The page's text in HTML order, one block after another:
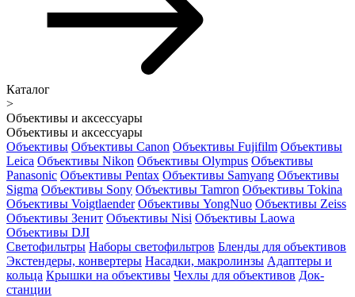
Каталог
>
Объективы и аксессуары
Объективы и аксессуары
Объективы Объективы Canon Объективы Fujifilm Объективы
Leica Объективы Nikon Объективы Olympus Объективы
Panasonic Объективы Pentax Объективы Samyang Объективы
Sigma Объективы Sony Объективы Tamron Объективы Tokina
Объективы Voigtlaender Объективы YongNuo Объективы Zeiss
Объективы Зенит Объективы Nisi Объективы Laowa
Объективы DJI
Светофильтры Наборы светофильтров Бленды для объективов
Экстендеры, конвертеры Насадки, макролинзы Адаптеры и
кольца Крышки на объективы Чехлы для объективов Док-
станции